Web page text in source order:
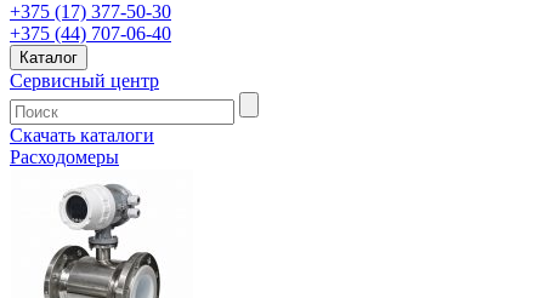
+375 (17) 377-50-30
+375 (44) 707-06-40
Каталог
Сервисный центр
Скачать каталоги
Расходомеры